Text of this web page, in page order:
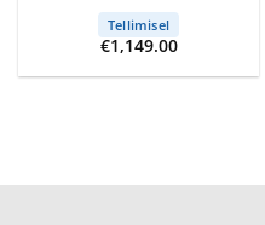
Tellimisel
€1,149.00